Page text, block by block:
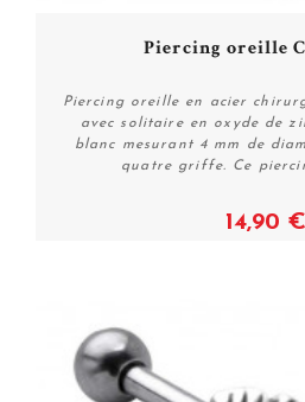
Plus de
Piercing oreille
Piercing oreille en acier
avec solitaire en oxyde de
blanc mesurant 4 mm de
quatre griffe. Ce
14,90 €